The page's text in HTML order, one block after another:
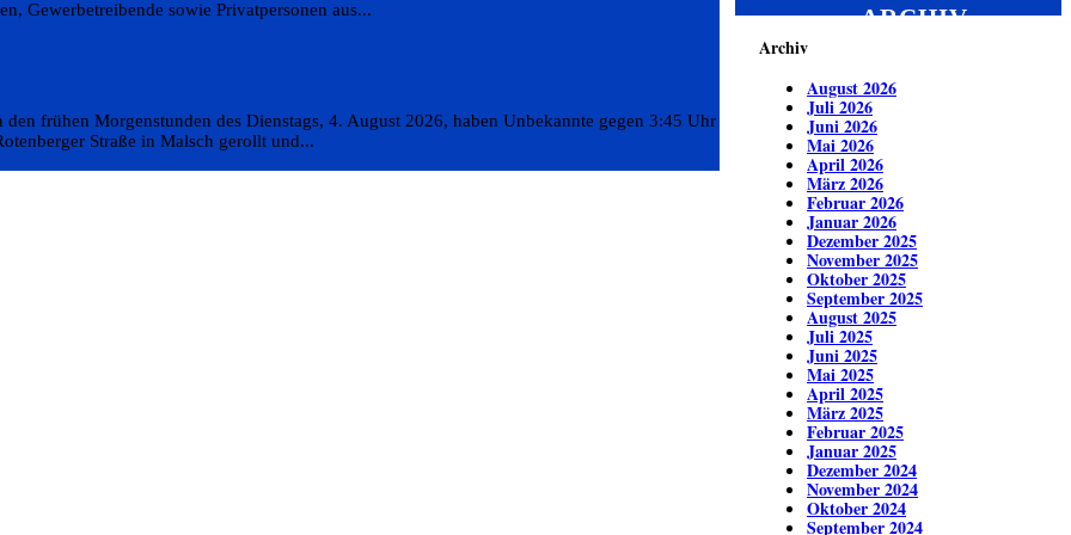
Gewerbetreibende sowie Privatpersonen aus...
frühen Morgenstunden des Dienstags, 4. August 2026, haben Unbekannte gegen 3:45 Uhr
Straße in Malsch gerollt und...
ARCHIV
Archiv
August 2026
Juli 2026
Juni 2026
Mai 2026
April 2026
März 2026
Februar 2026
Januar 2026
Dezember 2025
November 2025
Oktober 2025
September 2025
August 2025
Juli 2025
Juni 2025
Mai 2025
April 2025
März 2025
Februar 2025
Januar 2025
Dezember 2024
November 2024
Oktober 2024
September 2024